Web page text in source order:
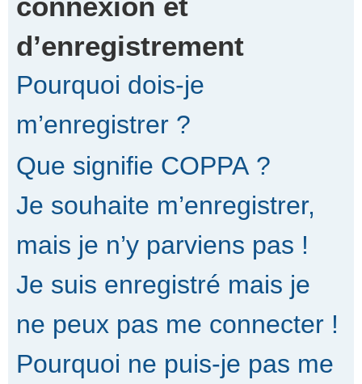
d’enregistrement
Pourquoi dois-je
m’enregistrer ?
Que signifie COPPA ?
Je souhaite m’enregistrer,
mais je n’y parviens pas !
Je suis enregistré mais je
ne peux pas me connecter !
Pourquoi ne puis-je pas me